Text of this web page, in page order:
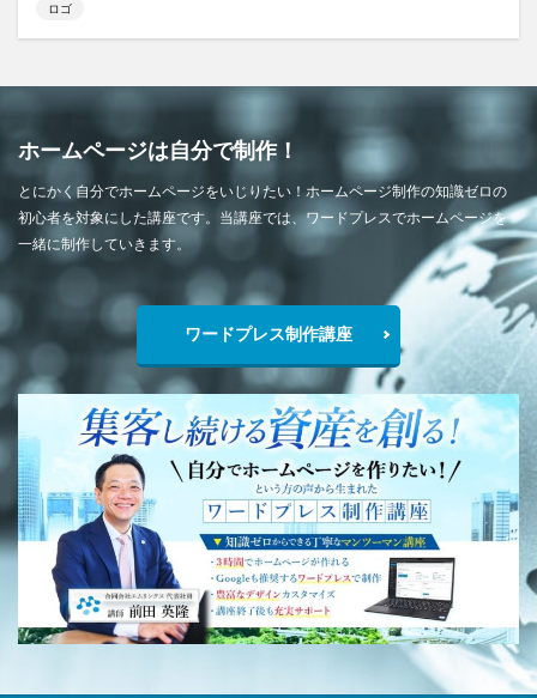
ロゴ
ホームページは自分で制作！
とにかく自分でホームページをいじりたい！ホームページ制作の知識ゼロの
初心者を対象にした講座です。当講座では、ワードプレスでホームページを
一緒に制作していきます。
ワードプレス制作講座